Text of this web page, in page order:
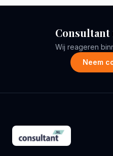
Consultant
Wij reageren
Neem